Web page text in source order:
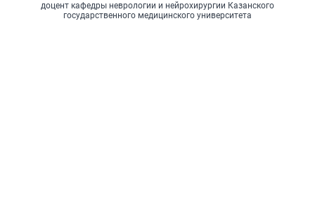
доцент кафедры неврологии и нейрохирургии Казанского
государственного медицинского университета